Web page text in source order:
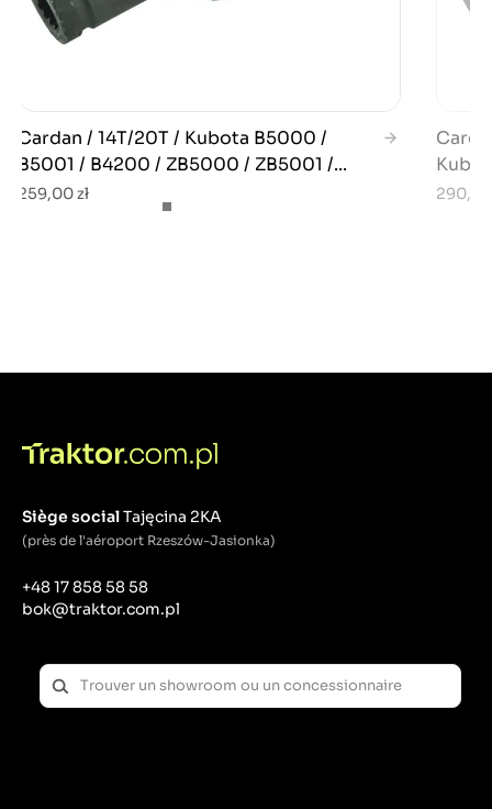
Cardan / 14T/20T / Kubota B5000 /
B5001 / B4200 / ZB5000 / ZB5001 /...
259,00 zł 290,00
Siège socialTajęcina 2KA
(près de l'aéroport Rzeszów-Jasionka)
+48 17 858 58 58
bok@traktor.com.pl